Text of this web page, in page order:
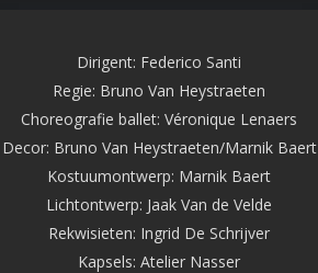
Dirigent: Federico Santi
Regie: Bruno Van Heystraeten
Choreografie ballet: Véronique Lenaers
Decor: Bruno Van Heystraeten/Marnik Baert
Kostuumontwerp: Marnik Baert
Lichtontwerp: Jaak Van de Velde
Rekwisieten: Ingrid De Schrijver
Kapsels: Atelier Nasser